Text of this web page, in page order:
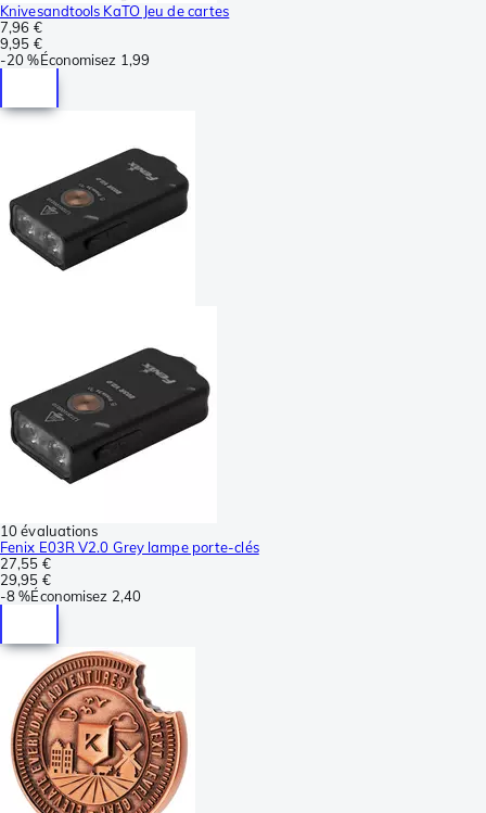
Knivesandtools KaTO Jeu de cartes
7,96 €
9,95 €
-20 %Économisez 1,99
10 évaluations
Fenix E03R V2.0 Grey lampe porte-clés
27,55 €
29,95 €
-8 %Économisez 2,40